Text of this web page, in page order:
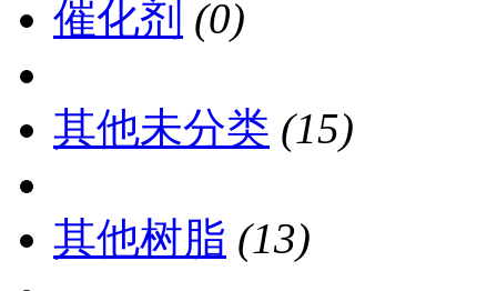
催化剂 (0)
其他未分类 (15)
其他树脂 (13)